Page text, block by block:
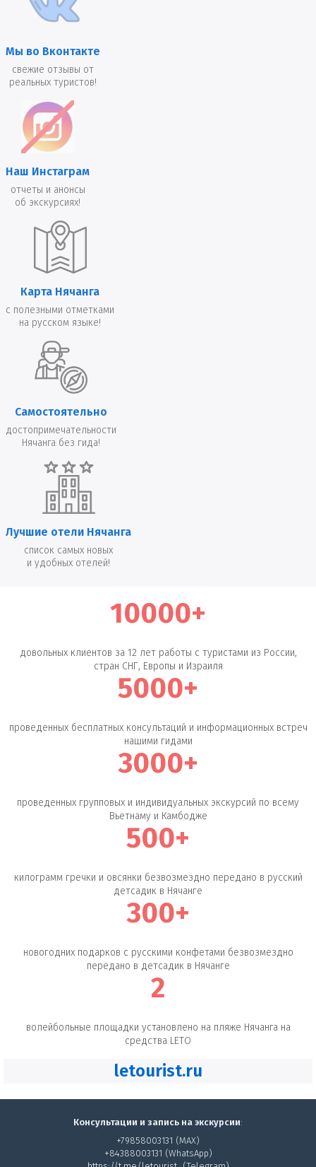
Мы во Вконтакте
свежие отзывы от
реальных туристов!
Наш Инстаграм
отчеты и анонсы
об экскурсиях!
Карта Нячанга
с полезными отметками
на русском языке!
Самостоятельно
достопримечательности
Нячанга без гида!
Лучшие отели Нячанга
список самых новых
и удобных отелей!
10000+
довольных клиентов за 12 лет работы с туристами из России,
стран СНГ, Европы и Израиля
5000+
проведенных бесплатных консультаций и информационных встреч
нашими гидами
3000+
проведенных групповых и индивидуальных экскурсий по всему
Вьетнаму и Камбодже
500+
килограмм гречки и овсянки безвозмездно передано в русский
детсадик в Нячанге
300+
новогодних подарков с русскими конфетами безвозмездно
передано в детсадик в Нячанге
2
волейбольные площадки установлено на пляже Нячанга на
средства LETO
letourist.ru
Консультации и запись на экскурсии:
+79858003131 (MAX)
+84388003131 (WhatsApp)